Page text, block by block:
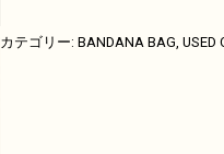
カテゴリー:BANDANA BAG,USED